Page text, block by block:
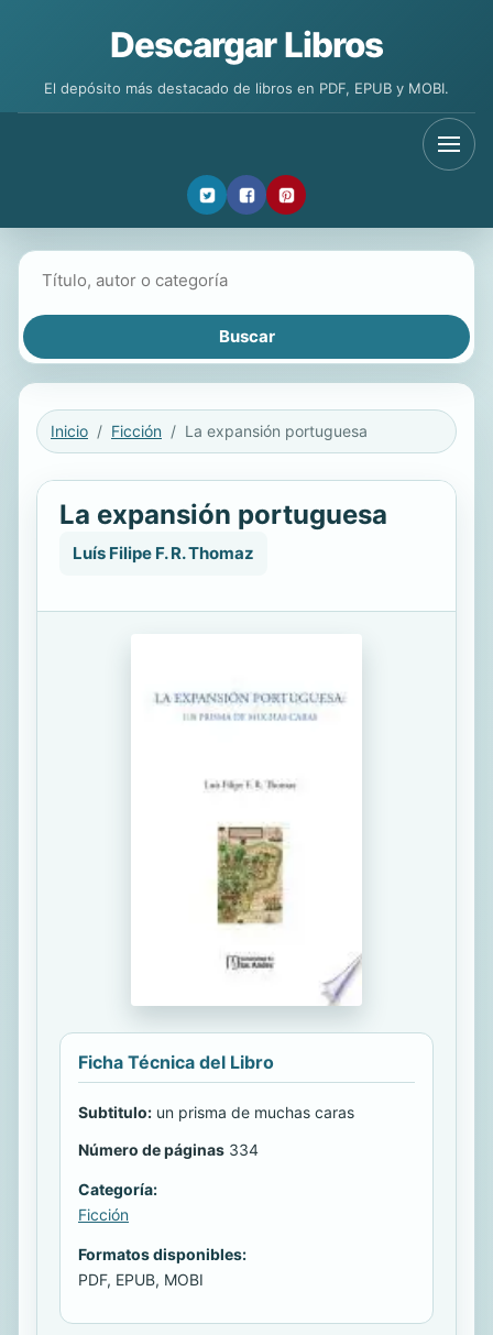
Descargar Libros
El depósito más destacado de libros en PDF, EPUB y MOBI.
Inicio Ficción La expansión portuguesa
La expansión portuguesa
Luís Filipe F. R. Thomaz
Ficha Técnica del Libro
Subtitulo: un prisma de muchas caras
Número de páginas 334
Categoría:
Ficción
Formatos disponibles:
PDF, EPUB, MOBI